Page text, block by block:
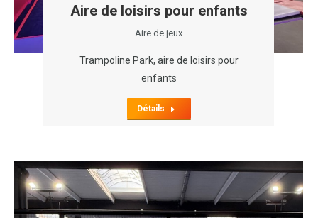
Aire de loisirs pour enfants
Aire de jeux
Trampoline Park, aire de loisirs pour
enfants
Détails